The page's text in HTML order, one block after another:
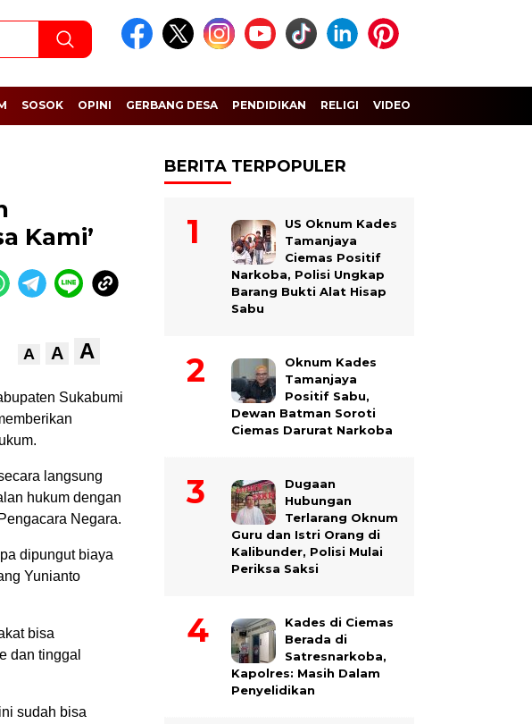
SOSOK OPINI GERBANG DESA PENDIDIKAN RELIGI VIDEO
Kami’
A A A
Sukabumi
langsung
hukum dengan
Negara.
dipungut biaya
Yunianto
bisa
dan tinggal
sudah bisa
BERITA TERPOPULER
US Oknum Kades
Tamanjaya
Ciemas Positif
Narkoba, Polisi Ungkap
Barang Bukti Alat Hisap
Sabu
Oknum Kades
Tamanjaya
Positif Sabu,
Dewan Batman Soroti
Ciemas Darurat Narkoba
Dugaan
Hubungan
Terlarang Oknum
Guru dan Istri Orang di
Kalibunder, Polisi Mulai
Periksa Saksi
Kades di Ciemas
Berada di
Satresnarkoba,
Kapolres: Masih Dalam
Penyelidikan